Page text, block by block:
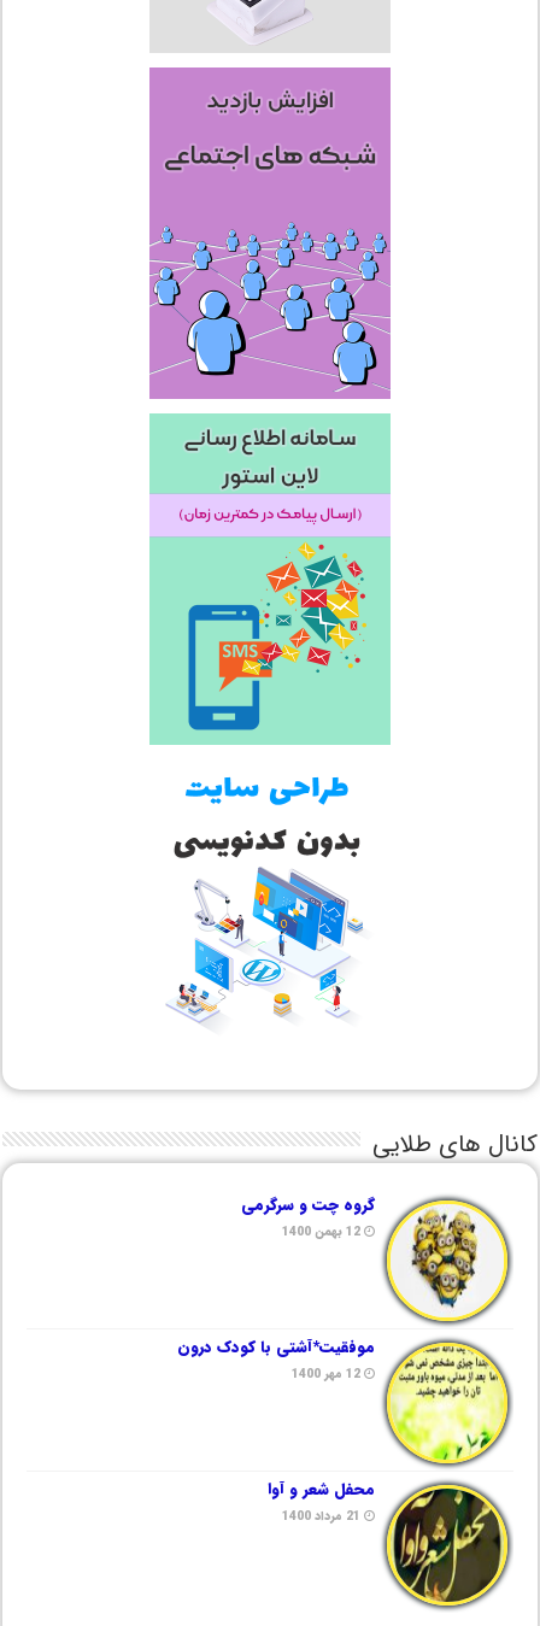
کانال های طلایی
گروه چت و سرگرمی
12 بهمن 1400
موفقیت*آشتی با کودک درون
12 مهر 1400
محفل شعر و آوا
21 مرداد 1400